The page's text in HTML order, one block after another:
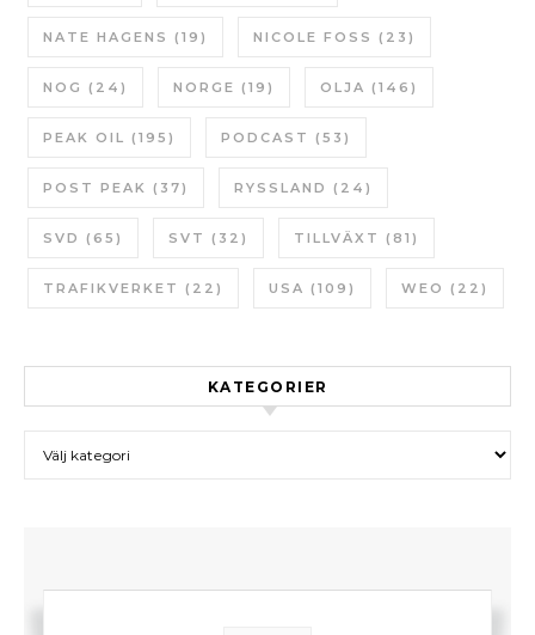
NATE HAGENS (19) NICOLE FOSS (23)
NOG (24) NORGE (19) OLJA (146)
PEAK OIL (195) PODCAST (53)
POST PEAK (37) RYSSLAND (24)
SVD (65) SVT (32) TILLVÄXT (81)
TRAFIKVERKET (22) USA (109) WEO (22)
KATEGORIER